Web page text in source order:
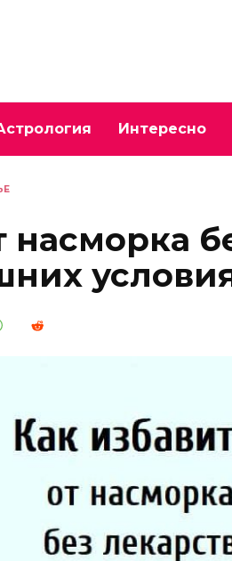
Интересно
насморка